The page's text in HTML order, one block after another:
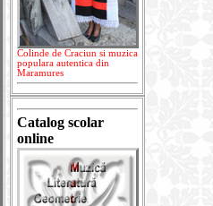
Colinde de Craciun si muzica
populara autentica din
Maramures
Catalog scolar
online